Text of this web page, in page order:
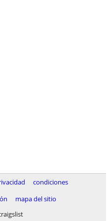
condiciones
mapa del sitio